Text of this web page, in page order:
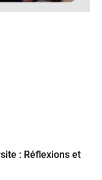
: Réflexions et